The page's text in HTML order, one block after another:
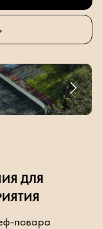
повара
ДЛЯ